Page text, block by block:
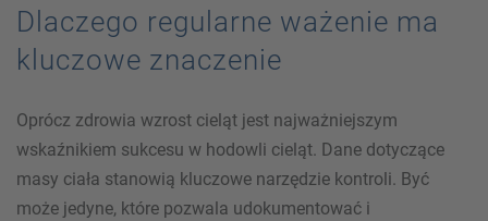
Dlaczego regularne ważenie ma
kluczowe znaczenie
Oprócz zdrowia wzrost cieląt jest najważniejszym
wskaźnikiem sukcesu w hodowli cieląt. Dane dotyczące
masy ciała stanowią kluczowe narzędzie kontroli. Być
może jedyne, które pozwala udokumentować i